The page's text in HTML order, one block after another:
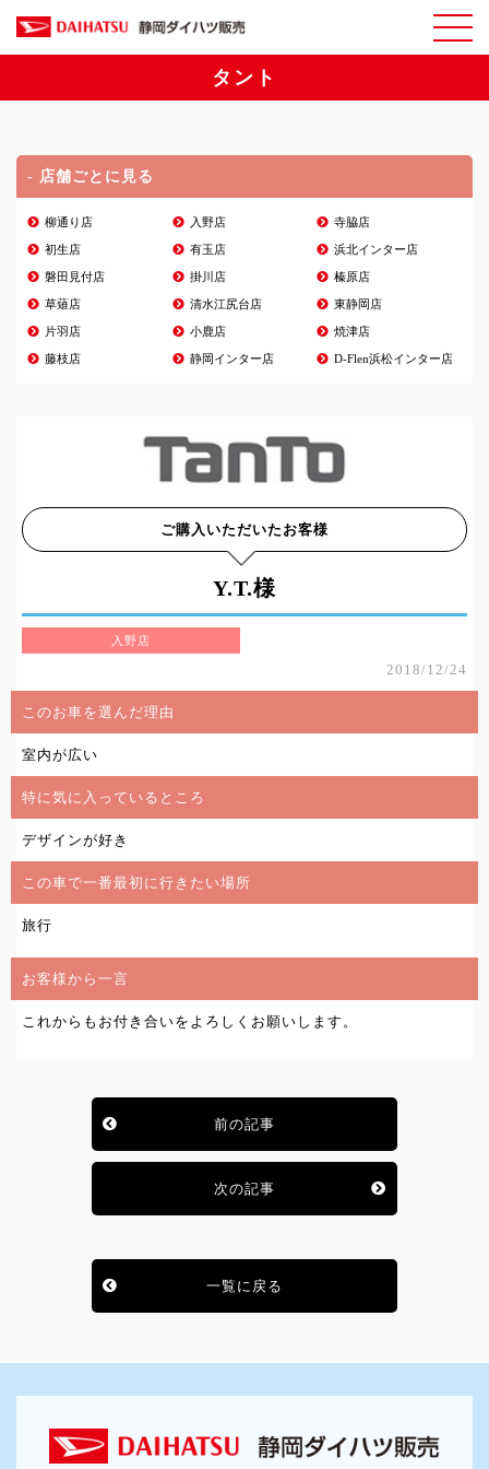
タント
- 店舗ごとに見る
柳通り店 入野店 寺脇店
初生店 有玉店 浜北インター店
磐田見付店 掛川店 榛原店
草薙店 清水江尻台店 東静岡店
片羽店 小鹿店 焼津店
藤枝店 静岡インター店 D-Flen浜松インター店
ご購入いただいたお客様
Y.T.様
入野店
2018/12/24
このお車を選んだ理由
室内が広い
特に気に入っているところ
デザインが好き
この車で一番最初に行きたい場所
旅行
お客様から一言
これからもお付き合いをよろしくお願いします。
前の記事
次の記事
一覧に戻る